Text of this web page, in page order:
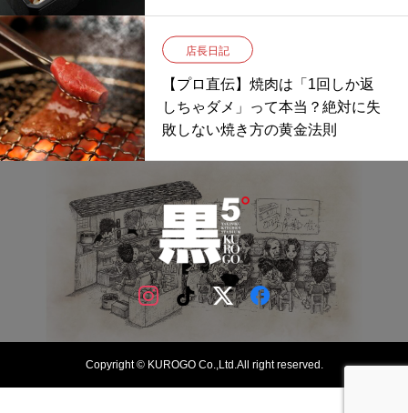
店長日記
【プロ直伝】焼肉は「1回しか返
しちゃダメ」って本当？絶対に失
敗しない焼き方の黄金法則
Copyright © KUROGO Co.,Ltd.All right reserved.